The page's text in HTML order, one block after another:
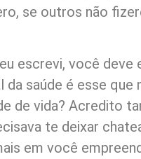
se outros não
escrevi, você
saúde é esse que
de vida? Acredito
te deixar
em você